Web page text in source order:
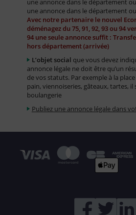
une annonce dans le département
une annonce dans le département
Avec notre partenaire le nouvel
déménagez du 75, 91, 92, 93 ou 94
94 une seule annonce suffit :
hors département (arrivée)
L’objet social que vous devez
annonce légale ne doit être qu’un
de vos statuts. Par exemple à la
pain, viennoiseries, gâteaux, tartes, il
boulangerie
Publiez une annonce légale dans